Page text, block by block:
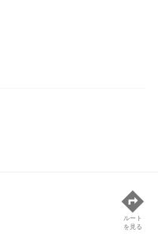
ルート
を見る